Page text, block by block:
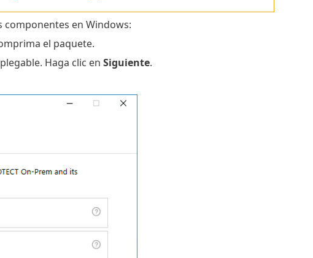
componentes en Windows:
el paquete.
Haga clic en Siguiente.